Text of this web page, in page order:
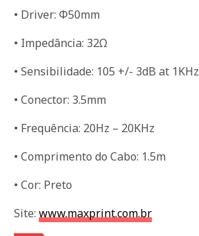
• Driver: Φ50mm
• Impedância: 32Ω
• Sensibilidade: 105 +/- 3dB at 1KHz
• Conector: 3.5mm
• Frequência: 20Hz – 20KHz
• Comprimento do Cabo: 1.5m
• Cor: Preto
Site:www.maxprint.com.br